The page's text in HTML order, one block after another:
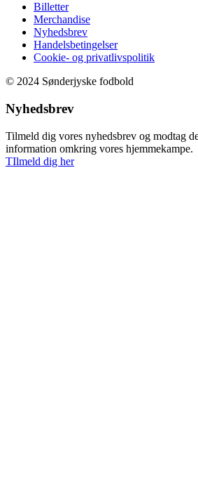
Billetter
Merchandise
Nyhedsbrev
Handelsbetingelser
Cookie- og privatlivspolitik
© 2024 Sønderjyske fodbold
Nyhedsbrev
Tilmeld dig vores nyhedsbrev og modtag
information omkring vores hjemmekampe.
TIlmeld dig her